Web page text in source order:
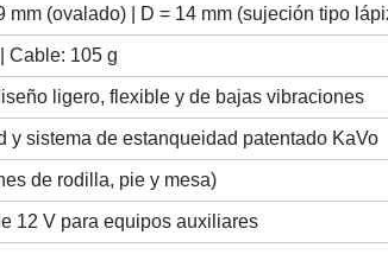
mm (ovalado) | D = 14 mm (sujeción tipo
Cable: 105 g
ligero, flexible y de bajas vibraciones
y sistema de estanqueidad patentado KaVo
de rodilla, pie y mesa)
12 V para equipos auxiliares